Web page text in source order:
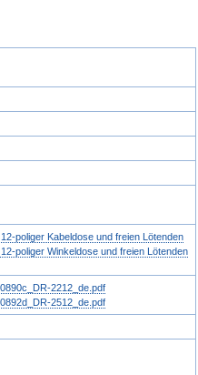
poliger Kabeldose und freien Lötenden
poliger Winkeldose und freien Lötenden
2212_de.pdf
2512_de.pdf